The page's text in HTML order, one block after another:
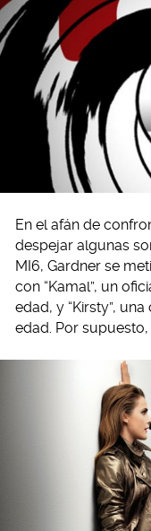
En el afán de
despejar algunas
MI6, Gardner se
con “Kamal”, un
edad, y “Kirsty”,
edad. Por